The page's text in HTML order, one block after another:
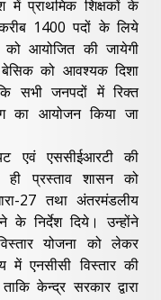
में प्राथमिक शिक्षकों के
1400 पदों के लिये
आयोजित की जायेगी
बेसिक को आवश्यक दिशा
सभी जनपदों में रिक्त
का आयोजन किया जा
एवं एससीईआरटी की
प्रस्ताव शासन को
27 तथा अंतरमंडलीय
के निर्देश दिये। उन्होंने
योजना को लेकर
एनसीसी विस्तार की
केन्द्र सरकार द्वारा